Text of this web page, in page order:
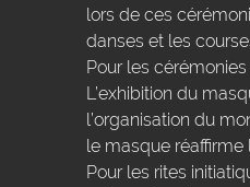
lors de ces
danses et les
Pour les
L’exhibition du
l’organisation du
le masque
Pour les rites